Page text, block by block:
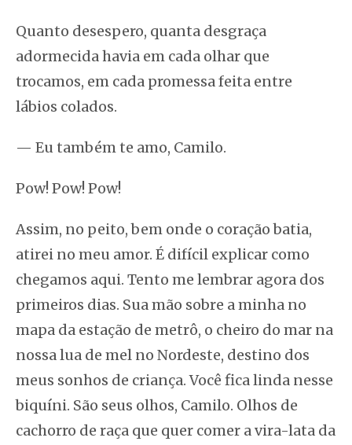
Quanto desespero, quanta desgraça
adormecida havia em cada olhar que
trocamos, em cada promessa feita entre
lábios colados.
— Eu também te amo, Camilo.
Pow! Pow! Pow!
Assim, no peito, bem onde o coração batia,
atirei no meu amor. É difícil explicar como
chegamos aqui. Tento me lembrar agora dos
primeiros dias. Sua mão sobre a minha no
mapa da estação de metrô, o cheiro do mar na
nossa lua de mel no Nordeste, destino dos
meus sonhos de criança. Você fica linda nesse
biquíni. São seus olhos, Camilo. Olhos de
cachorro de raça que quer comer a vira-lata da